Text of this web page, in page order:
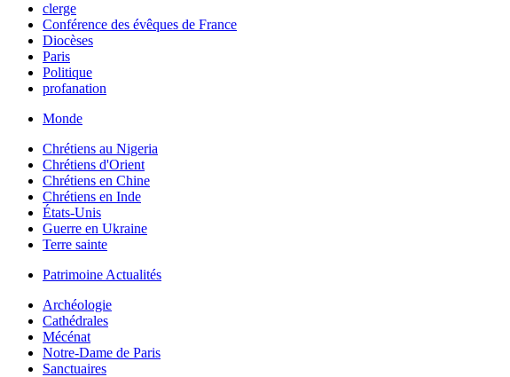
clerge
Conférence des évêques de France
Diocèses
Paris
Politique
profanation
Monde
Chrétiens au Nigeria
Chrétiens d'Orient
Chrétiens en Chine
Chrétiens en Inde
États-Unis
Guerre en Ukraine
Terre sainte
Patrimoine Actualités
Archéologie
Cathédrales
Mécénat
Notre-Dame de Paris
Sanctuaires